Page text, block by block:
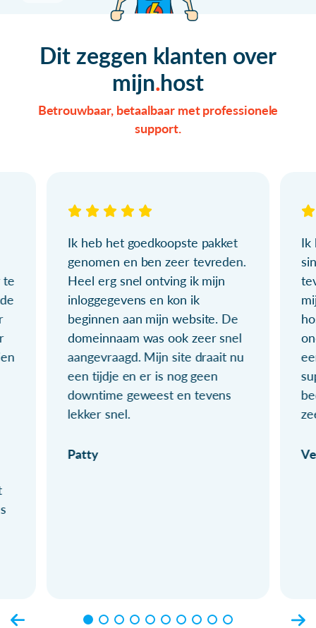
Dit zeggen klanten over
mijn host
Betrouwbaar, betaalbaar met professionele
support.
te
Ik heb het goedkoopste pakket
genomen en ben zeer tevreden.
Heel erg snel ontving ik mijn
inloggegevens en kon ik
beginnen aan mijn website. De
domeinnaam was ook zeer snel
aangevraagd. Mijn site draait nu
een tijdje en er is nog geen
downtime geweest en tevens
lekker snel.
Patty
Ik